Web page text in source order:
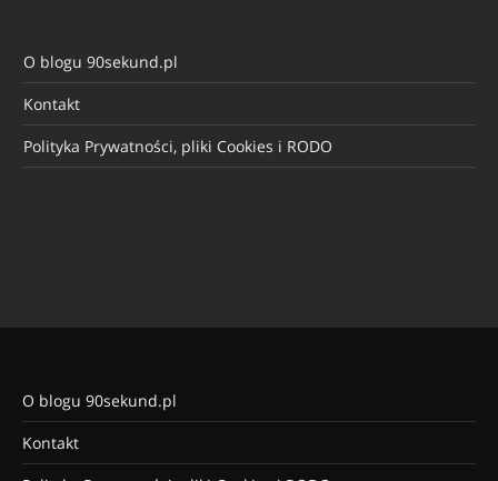
O blogu 90sekund.pl
Kontakt
Polityka Prywatności, pliki Cookies i RODO
O blogu 90sekund.pl
Kontakt